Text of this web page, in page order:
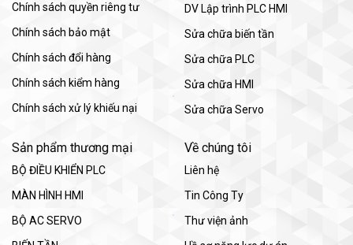
Chính sách quyền riêng tư
Chính sách bảo mật
Chính sách đổi hàng
Chính sách kiểm hàng
Chính sách xử lý khiếu nại
DV Lập trình PLC HMI
Sửa chữa biến tần
Sửa chữa PLC
Sửa chữa HMI
Sửa chữa Servo
Sản phẩm thương mại
BỘ ĐIỀU KHIỂN PLC
MÀN HÌNH HMI
BỘ AC SERVO
Về chúng tôi
Liên hệ
Tin Công Ty
Thư viện ảnh